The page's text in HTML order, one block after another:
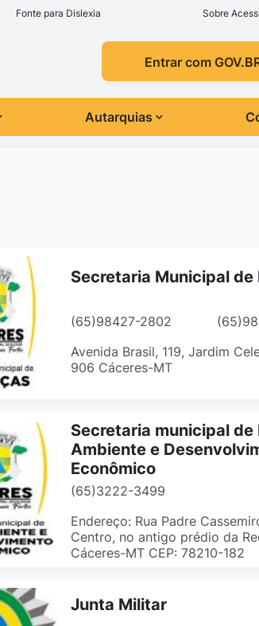
Fonte para Dislexia Sobre
Entrar com
Autarquias
Secretaria Municipal de
(65)98427-2802
Avenida Brasil, 119, Jardim
906 Cáceres-MT
Secretaria municipal de
Ambiente e
Econômico
(65)3222-3499
Endereço: Rua Padre
Centro, no antigo prédio da
Cáceres-MT CEP: 78210-182
Junta Militar